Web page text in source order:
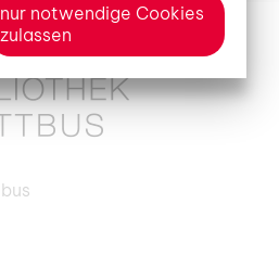
nur notwendige Cookies
zulassen